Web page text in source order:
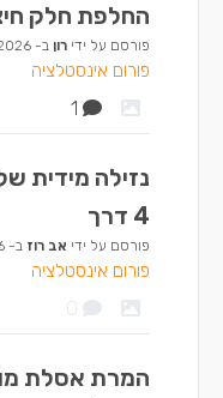
החלפת חלק
פורסם על ידי רון ב-
פורום אינסטלציה
1
נזילה מידית
4 דרך
פורסם על ידי אב רוז ב-
פורום אינסטלציה
0
המרת אסלת